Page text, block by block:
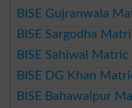
BISE Gujranwala
BISE Sargodha
BISE Sahiwal
BISE DG Khan
BISE Bahawalpur